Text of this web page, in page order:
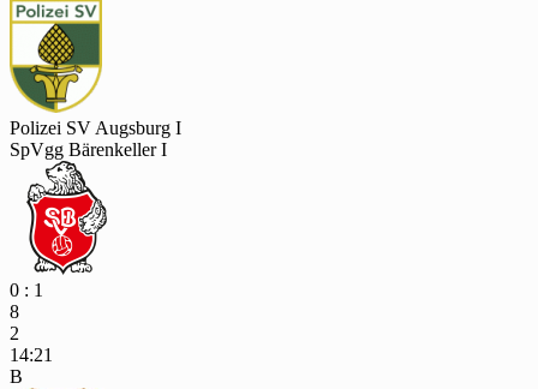
Polizei SV Augsburg I
SpVgg Bärenkeller I
0 : 1
8
2
14:21
B